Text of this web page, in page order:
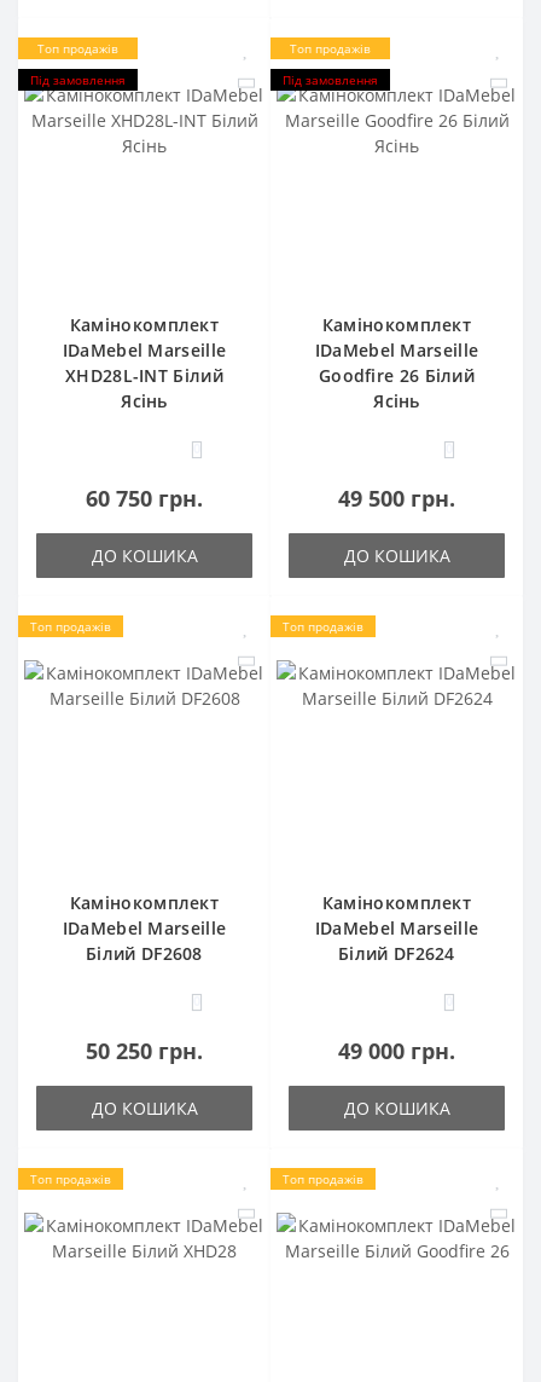
Топ продажів
Під замовлення
Камінокомплект
IDaMebel Marseille
XHD28L-INT Білий
Ясінь
0
60 750 грн.
ДО КОШИКА
Топ продажів
Під замовлення
Камінокомплект
IDaMebel Marseille
Goodfire 26 Білий
Ясінь
0
49 500 грн.
ДО КОШИКА
Топ продажів
Камінокомплект
IDaMebel Marseille
Білий DF2608
0
50 250 грн.
ДО КОШИКА
Топ продажів
Камінокомплект
IDaMebel Marseille
Білий DF2624
0
49 000 грн.
ДО КОШИКА
Топ продажів Топ продажів